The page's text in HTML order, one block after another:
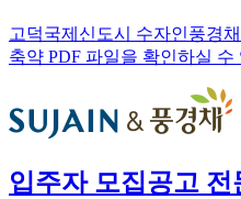
고덕국제신도시 수자인풍경
축약 PDF 파일을 확인하실 수
입주자 모집공고 전